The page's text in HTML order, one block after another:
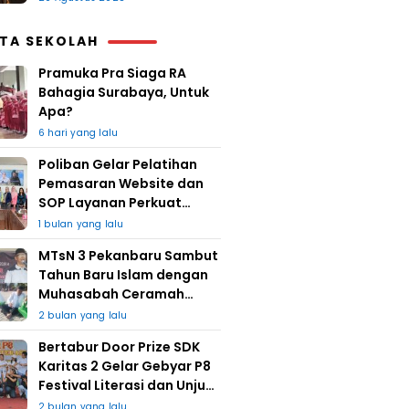
SEKOLAH
Pramuka Pra Siaga RA
Bahagia Surabaya, Untuk
Apa?
6 hari yang lalu
Poliban Gelar Pelatihan
Pemasaran Website dan
SOP Layanan Perkuat
UMKM Berkat Guru Kapuh
1 bulan yang lalu
MTsN 3 Pekanbaru Sambut
Tahun Baru Islam dengan
Muhasabah Ceramah
Agama
2 bulan yang lalu
Bertabur Door Prize SDK
Karitas 2 Gelar Gebyar P8
Festival Literasi dan Unjuk
Karya